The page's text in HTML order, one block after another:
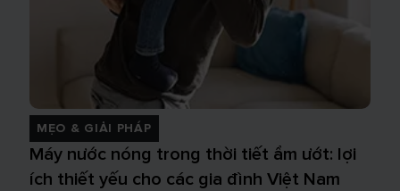
MẸO & GIẢI PHÁP
Máy nước nóng trong thời tiết ẩm ướt: lợi
ích thiết yếu cho các gia đình Việt Nam